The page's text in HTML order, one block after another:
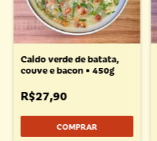
Caldo verde de batata,
couve e bacon • 450g
R$27,90